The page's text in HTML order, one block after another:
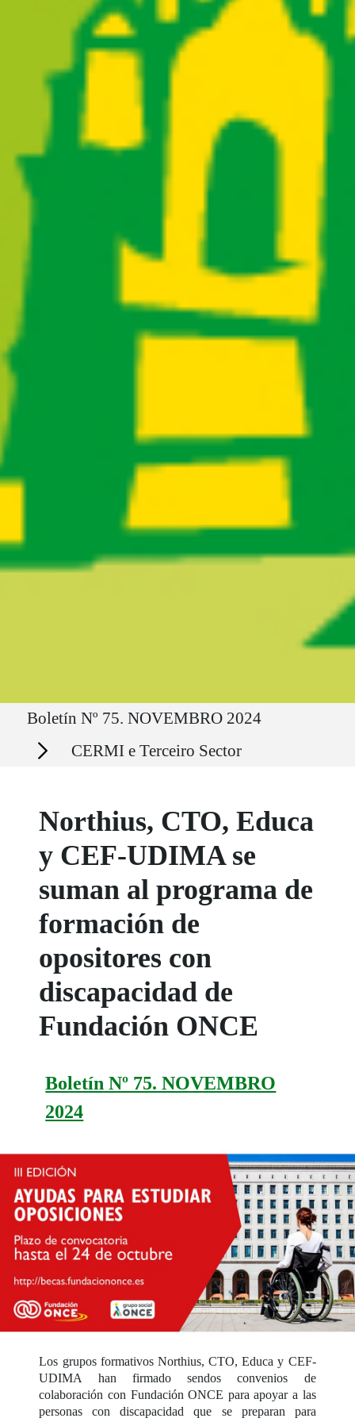
Ruta del sitio
Boletín Nº 75. NOVEMBRO 2024
Secciones CERMI e Terceiro Sector
Northius, CTO, Educa
y CEF-UDIMA se
suman al programa de
formación de
opositores con
discapacidad de
Fundación ONCE
Boletín Nº 75. NOVEMBRO
2024
Los grupos formativos Northius, CTO, Educa y CEF-
UDIMA han firmado sendos convenios de
colaboración con Fundación ONCE para apoyar a las
personas con discapacidad que se preparan para